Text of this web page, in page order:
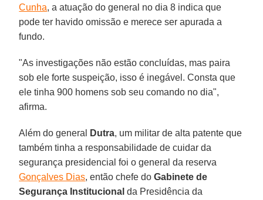
Cunha, a atuação do general no dia 8 indica que
pode ter havido omissão e merece ser apurada a
fundo.
"As investigações não estão concluídas, mas paira
sob ele forte suspeição, isso é inegável. Consta que
ele tinha 900 homens sob seu comando no dia",
afirma.
Além do general Dutra, um militar de alta patente que
também tinha a responsabilidade de cuidar da
segurança presidencial foi o general da reserva
Gonçalves Dias, então chefe doGabinete de
Segurança Institucional da Presidência da